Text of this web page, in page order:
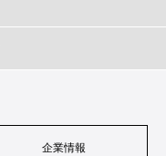
企業情報